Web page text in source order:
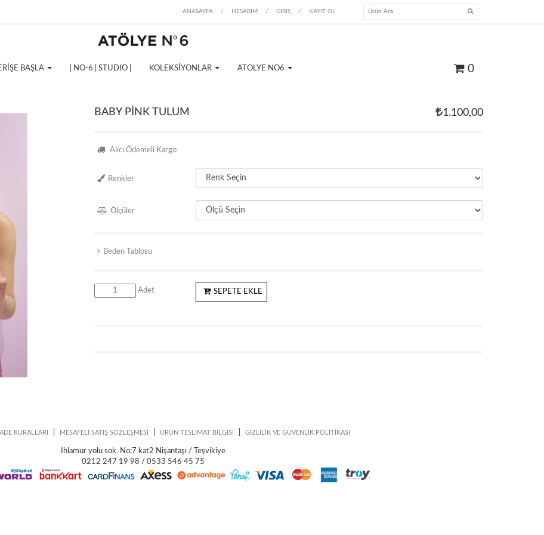
ANASAYFA / HESABIM / GİRİŞ / KAYIT OL
BAŞLA | NO-6 | STUDIO | KOLEKSİYONLAR ATOLYE NO6 0
BABY PİNK TULUM 1.100,00
Alıcı Ödemeli Kargo
Renkler
Ölçüler
Beden Tablosu
Adet SEPETE EKLE
İADE KURALLARI MESAFELİ SATIŞ SÖZLEŞMESİ ÜRÜN TESLİMAT BİLGİSİ GİZLİLİK VE GÜVENLİK POLİTİKASI
Ihlamur yolu sok. No:7 kat2 Nişantaşı / Teşvikiye
0212 247 19 98 / 0533 546 45 75